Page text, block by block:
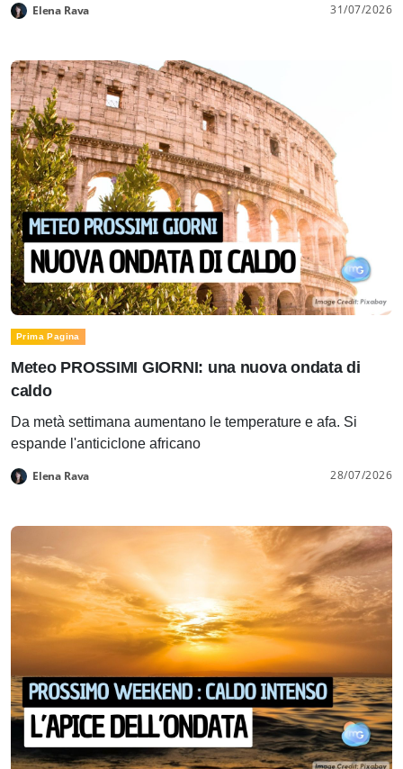
Elena Rava 31/07/2026
Prima Pagina
Meteo PROSSIMI GIORNI: una nuova ondata di
caldo
Da metà settimana aumentano le temperature e afa. Si
espande l'anticiclone africano
Elena Rava 28/07/2026